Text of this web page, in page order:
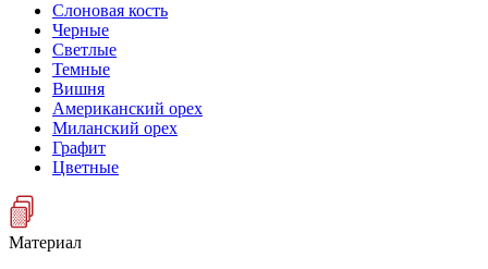
Слоновая кость
Черные
Светлые
Темные
Вишня
Американский орех
Миланский орех
Графит
Цветные
Материал